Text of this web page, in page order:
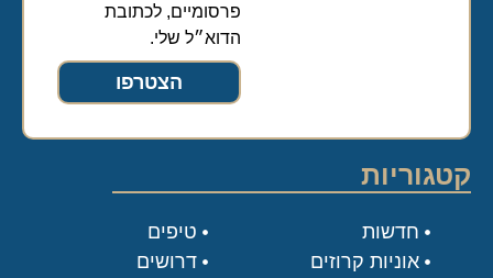
פרסומיים, לכתובת
הדוא״ל שלי.
הצטרפו
קטגוריות
טיפים
דרושים
חדשות
אוניות קרוזים